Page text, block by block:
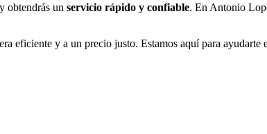
obtendrás un servicio rápido y confiable. En Antonio
eficiente y a un precio justo. Estamos aquí para ayudarte